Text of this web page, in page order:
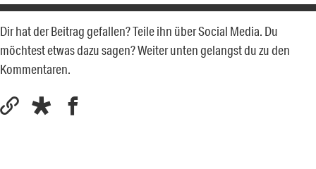
Dir hat der Beitrag gefallen? Teile ihn über Social Media. Du
möchtest etwas dazu sagen? Weiter unten gelangst du zu den
Kommentaren.